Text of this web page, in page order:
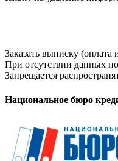
Заказать выписку (оплата
При отсутствии данных
Запрещается
Национальное бюро